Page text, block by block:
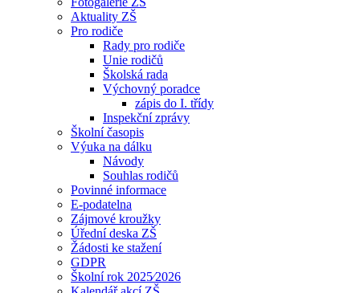
Aktuality ZŠ
Pro rodiče
Rady pro rodiče
Unie rodičů
Školská rada
Výchovný poradce
zápis do I. třídy
Inspekční zprávy
Školní časopis
Výuka na dálku
Návody
Souhlas rodičů
Povinné informace
E-podatelna
Zájmové kroužky
Úřední deska ZŠ
Žádosti ke stažení
GDPR
Školní rok 2025⁄2026